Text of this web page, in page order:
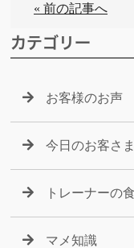
« 前の記事へ
カテゴリー
お客様のお声
今日のお客さま
トレーナーの
マメ知識